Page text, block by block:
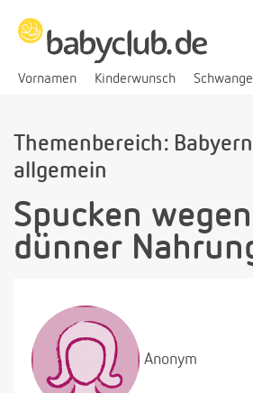
Vornamen Kinderwunsch
Themenbereich:
allgemein
Spucken
dünner
Anonym